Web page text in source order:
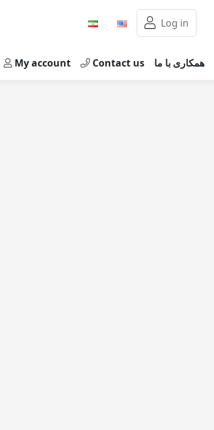
Log in
My account Contact us همکاری با ما